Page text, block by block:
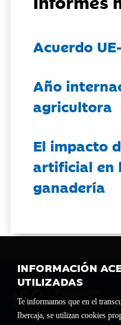
INFORMACIÓN
UTILIZADAS
Te informamos que en el
Ibercaja, se utilizan cookies
Acuerdo
Año
agricultora
El impacto
artificial en
ganadería